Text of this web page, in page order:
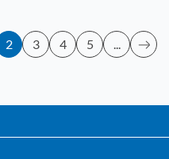
2 3 4 5